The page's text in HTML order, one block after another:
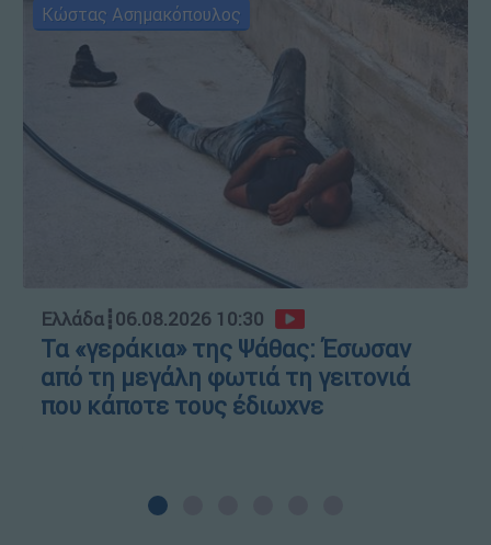
Κώστας Ασημακόπουλος
Ελλάδα┋06.08.2026 10:30
Τα «γεράκια» της Ψάθας: Έσωσαν
από τη μεγάλη φωτιά τη γειτονιά
που κάποτε τους έδιωχνε